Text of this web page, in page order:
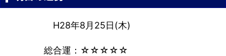
H28年8月25日(木)
総合運：☆☆☆☆☆